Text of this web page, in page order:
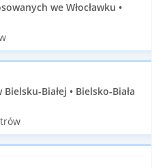
we Włocławku •
Białej • Bielsko-Biała